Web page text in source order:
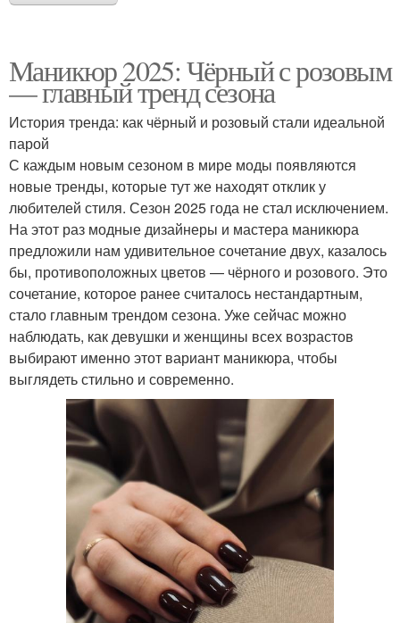
Маникюр 2025: Чёрный с розовым
— главный тренд сезона
История тренда: как чёрный и розовый стали идеальной
парой
С каждым новым сезоном в мире моды появляются
новые тренды, которые тут же находят отклик у
любителей стиля. Сезон 2025 года не стал исключением.
На этот раз модные дизайнеры и мастера маникюра
предложили нам удивительное сочетание двух, казалось
бы, противоположных цветов — чёрного и розового. Это
сочетание, которое ранее считалось нестандартным,
стало главным трендом сезона. Уже сейчас можно
наблюдать, как девушки и женщины всех возрастов
выбирают именно этот вариант маникюра, чтобы
выглядеть стильно и современно.